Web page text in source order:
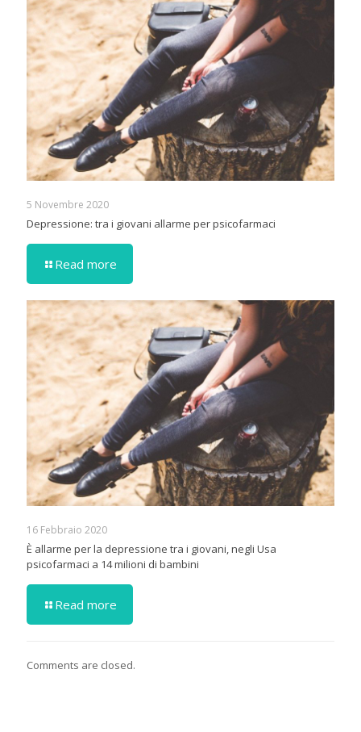
5 Novembre 2020
Depressione: tra i giovani allarme per psicofarmaci
Read more
16 Febbraio 2020
È allarme per la depressione tra i giovani, negli Usa
psicofarmaci a 14 milioni di bambini
Read more
Comments are closed.